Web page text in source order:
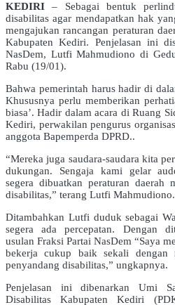
KEDIRI – Sebagai bentuk
disabilitas agar mendapatkan hak
mengajukan rancangan peraturan
Kabupaten Kediri. Penjelasan ini
NasDem, Lutfi Mahmudiono di
Rabu (19/01).
Bahwa pemerintah harus hadir di
Khususnya perlu memberikan
biasa’. Hadir dalam acara di Ruang
Kediri, perwakilan pengurus
anggota Bapemperda DPRD..
“Mereka juga saudara-saudara kita
dukungan. Sengaja kami gelar
segera dibuatkan peraturan daerah
disabilitas,” terang Lutfi Mahmudiono.
Ditambahkan Lutfi duduk sebagai
segera ada percepatan. Dengan
usulan Fraksi Partai NasDem “Saya
bekerja cukup baik sekali dengan
penyandang disabilitas,” ungkapnya.
Penjelasan ini dibenarkan Umi
Disabilitas Kabupaten Kediri